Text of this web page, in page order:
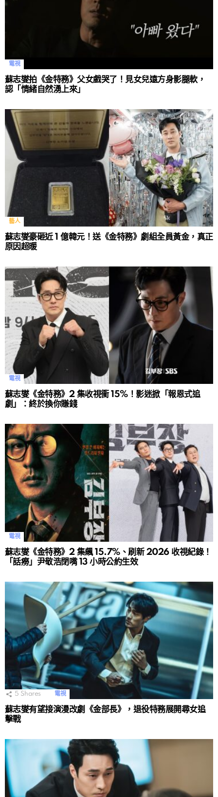
電視
蘇志燮拍《金特務》父女戲哭了！見女兒遠方身影腿軟，
認「情緒自然湧上來」
藝人
蘇志燮豪砸近 1 億韓元！送《金特務》劇組全員黃金，真正
原因超暖
電視
蘇志燮《金特務》2 集收視衝 15%！影迷掀「報恩式追
劇」：終於換你賺錢
電視
蘇志燮《金特務》2 集飆 15.7%、刷新 2026 收視紀錄！
「話癆」尹敬浩閉嘴 13 小時公約生效
5 Shares 電視
蘇志燮有望接演漫改劇《金部長》，退役特務展開尋女追
擊戰